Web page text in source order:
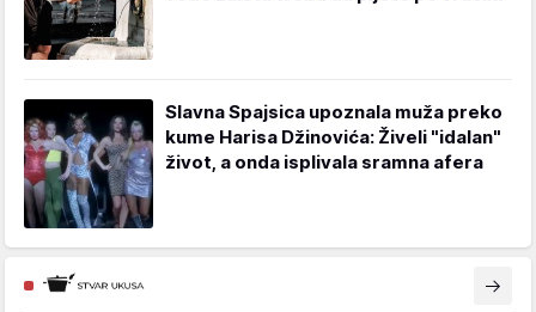
Slavna Spajsica upoznala muža preko
kume Harisa Džinovića: Živeli "idalan"
život, a onda isplivala sramna afera